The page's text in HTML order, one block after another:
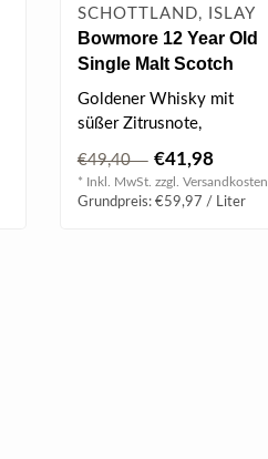
SCHOTTLAND, ISLAY
Bowmore 12 Year Old
Single Malt Scotch
Whisky 0.7 l 40% vol
Goldener Whisky mit
süßer Zitrusnote,
typisch weichem..
€49,40 €41,98
* Inkl. MwSt. zzgl. Versandkosten
Grundpreis: €59,97 / Liter